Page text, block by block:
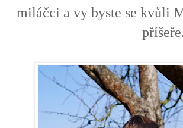
miláčci a vy byste se kvůli